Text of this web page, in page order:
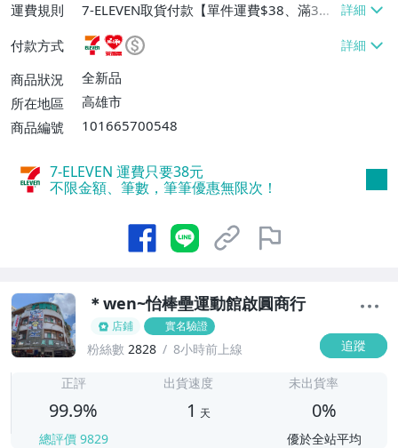
運費規則
7-ELEVEN取貨付款【單件運費$38、滿3件
或消費滿$1000免運費】、萊爾富取貨付款
【單件運費$60、滿3件或消費滿$1000免
運費】、宅配/貨運【單件運費$180】
付款方式
商品狀況
全新品
所在地區
高雄市
商品編號
101665700548
7-ELEVEN 運費只要38元
不限金額、筆數，筆筆優惠無限次！
＊wen~怡棒壘運動館啟圓商行
店鋪 實名驗證
粉絲數 2828 8小時前上線 追蹤
正評
99.9%
總評價 9829
出貨速度
1 天
未出貨率
0%
優於全站平均